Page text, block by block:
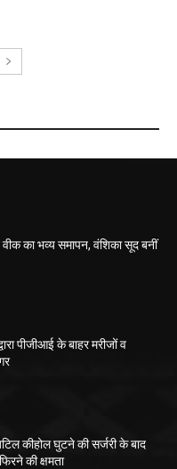
का भव्य समापन, वंशिका सूद बनीं
पीजीआई के बाहर मरीजों व
कीहोल घुटने की सर्जरी के बाद
की क्षमता